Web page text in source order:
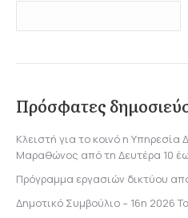
Πρόσφατες
Κλειστή για το κοινό η
Μαραθώνος από τη Δευτέρα 10
Πρόγραμμα εργασιών δικτύου
Δημοτικό Συμβούλιο – 16η 2026